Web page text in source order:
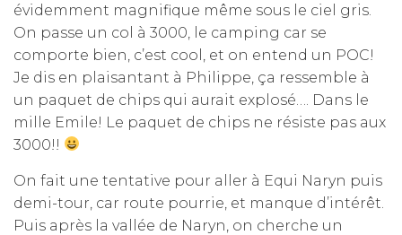
évidemment magnifique même sous le ciel gris.
On passe un col à 3000, le camping car se
comporte bien, c’est cool, et on entend un POC!
Je dis en plaisantant à Philippe, ça ressemble à
un paquet de chips qui aurait explosé…. Dans le
mille Emile! Le paquet de chips ne résiste pas aux
3000!!
On fait une tentative pour aller à Equi Naryn puis
demi-tour, car route pourrie, et manque d’intérêt.
Puis après la vallée de Naryn, on cherche un